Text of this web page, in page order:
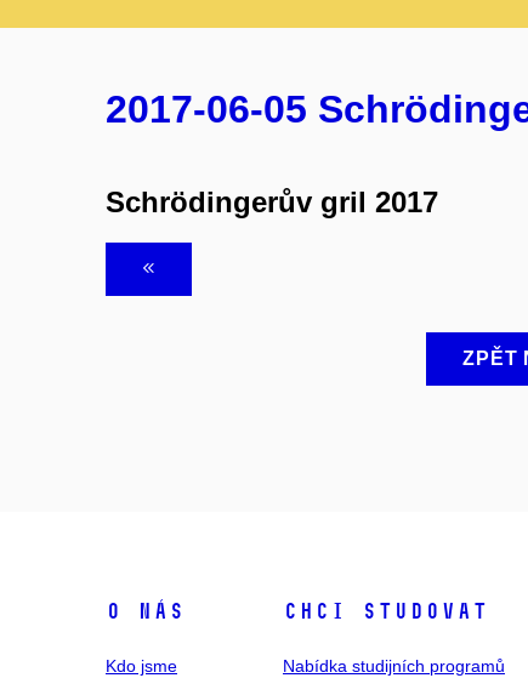
2017-06-05
Schrödingerův gril 2017
ZPĚT
O NÁS
Kdo jsme
CHCI STUDOVAT
Nabídka studijních programů